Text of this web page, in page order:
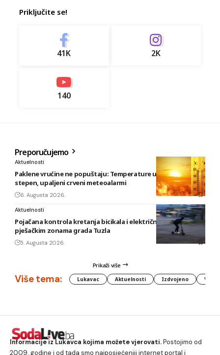
Priključite se!
41K 2K
140
Preporučujemo
Aktuelnosti
Paklene vrućine ne popuštaju: Temperature u BiH i do 41
stepen, upaljeni crveni meteoalarmi
6. Augusta 2026.
Aktuelnosti
Pojačana kontrola kretanja bicikala i električnih romobila u
pješačkim zonama grada Tuzla
5. Augusta 2026.
Prikaži više
Više tema: Lukavac Aktuelnosti Izdvojeno
Informacije iz Lukavca kojima možete vjerovati.Postojimo od
2009. godine i od tada smo najposjećeniji internet portal i